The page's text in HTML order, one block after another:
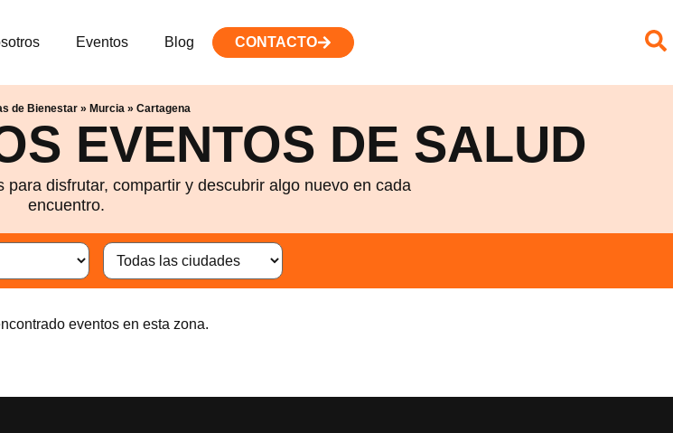
Eventos Blog CONTACTO
de Bienestar » Murcia » Cartagena
EVENTOS DE SALUD
para disfrutar, compartir y descubrir algo nuevo en cada
encuentro.
eventos en esta zona.